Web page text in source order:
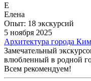
Е
Елена
Опыт: 18 экскурсий
5 ноября 2025
Архитектура города
Замечательный
влюбленный в родной
Всем рекомендуем!